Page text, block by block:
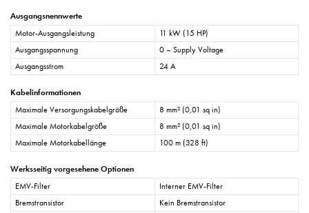
Ausgangsnennwerte
Motor-Ausgangsleistung
11 kW (15 HP)
Ausgangsspannung
0 – Supply Voltage
Ausgangsstrom
24 A
Kabelinformationen
Maximale Versorgungskabelgröße
8 mm² (0,01 sq in)
Maximale Motorkabelgröße
8 mm² (0,01 sq in)
Maximale Motorkabellänge
100 m (328 ft)
Werksseitig vorgesehene Optionen
EMV-Filter
Interner EMV-Filter
Bremstransistor
Kein Bremstransistor